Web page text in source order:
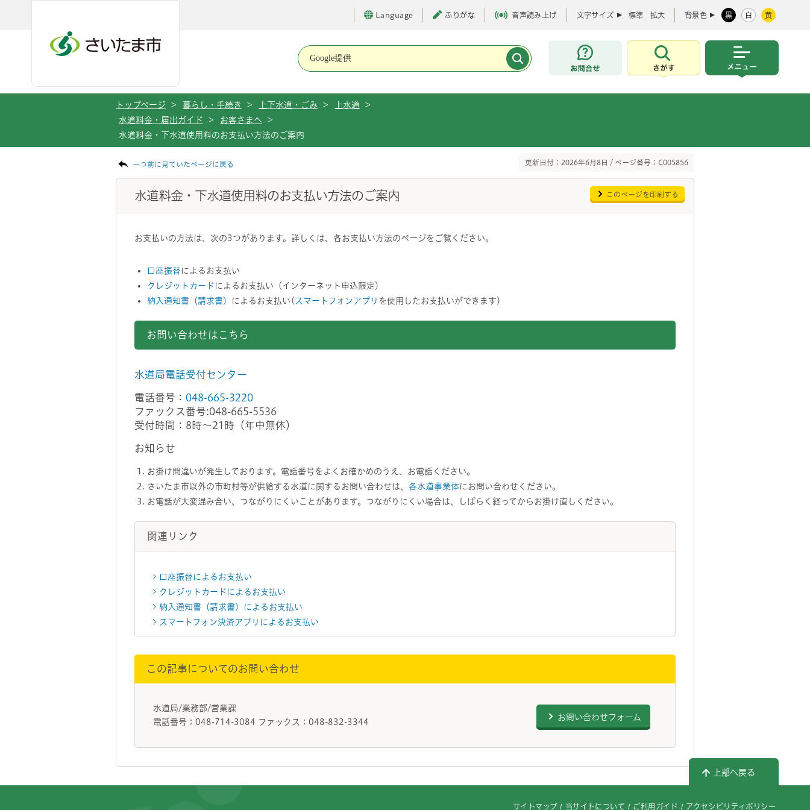
Language ふりがな 音声読み上げ 文字サイズ 標準 拡大 背景色 黒 白 黄
お問合せ
さがす
トップページ > 暮らし・手続き > 上下水道・ごみ > 上水道
>
水道料金・届出ガイド
> お客さまへ
>
水道料金・下水道使用料のお支払い方法のご案内
一つ前に見ていたページに戻る 更新日付：2026年6月8日 / ページ番号：C005856
水道料金・下水道使用料のお支払い方法のご案内 このページを印刷する
お支払いの方法は、次の3つがあります。詳しくは、各お支払い方法のページをご覧ください。
口座振替 によるお支払い
クレジットカード によるお支払い（インターネット申込限定）
納入通知書（請求書）
によるお支払い( スマートフォンアプリ を使用したお支払いができます)
お問い合わせはこちら
水道局電話受付センター
電話番号： 048-665-3220
ファックス番号:048-665-5536
受付時間：8時～21時（年中無休）
お知らせ
お掛け間違いが発生しております。電話番号をよくお確かめのうえ、お電話ください。
さいたま市以外の市町村等が供給する水道に関するお問い合わせは、 各水道事業体にお問い合わせください。
お電話が大変混み合い、つながりにくいことがあります。つながりにくい場合は、しばらく経ってからお掛け直しください。
関連リンク
口座振替によるお支払い
クレジットカードによるお支払い
納入通知書（請求書）によるお支払い
スマートフォン決済アプリによるお支払い
この記事についてのお問い合わせ
水道局/業務部/営業課
電話番号：048-714-3084 ファックス：048-832-3344
お問い合わせフォーム
上部へ戻る
サイトマップ 当サイトについて ご利用ガイド アクセシビリティポリシー